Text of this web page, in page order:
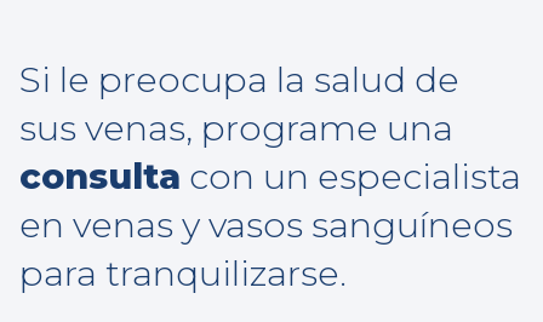
Si le preocupa la salud de
sus venas, programe una
consulta con un especialista
en venas y vasos sanguíneos
para tranquilizarse.